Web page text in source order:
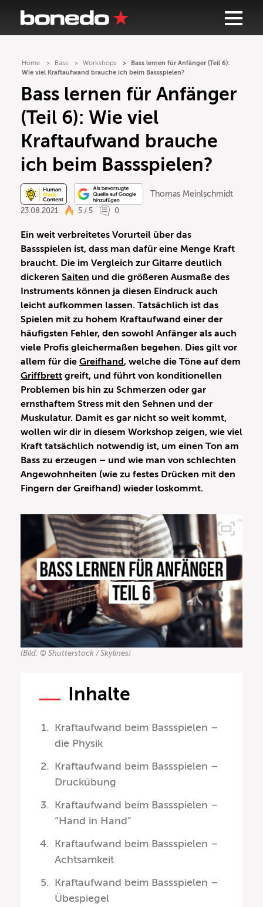
Home Bass Workshops
Bass lernen für Anfänger (Teil 6):
Wie viel Kraftaufwand brauche ich beim Bassspielen?
Bass lernen für Anfänger
(Teil 6): Wie viel
Kraftaufwand brauche
ich beim Bassspielen?
Thomas Meinlschmidt
23.08.2021
5 / 5 0
Ein weit verbreitetes Vorurteil über das
Bassspielen ist, dass man dafür eine Menge Kraft
braucht. Die im Vergleich zur Gitarre deutlich
dickeren Saiten und die größeren Ausmaße des
Instruments können ja diesen Eindruck auch
leicht aufkommen lassen. Tatsächlich ist das
Spielen mit zu hohem Kraftaufwand einer der
häufigsten Fehler, den sowohl Anfänger als auch
viele Profis gleichermaßen begehen. Dies gilt vor
allem für die Greifhand, welche die Töne auf dem
Griffbrett greift, und führt von konditionellen
Problemen bis hin zu Schmerzen oder gar
ernsthaftem Stress mit den Sehnen und der
Muskulatur. Damit es gar nicht so weit kommt,
wollen wir dir in diesem Workshop zeigen, wie viel
Kraft tatsächlich notwendig ist, um einen Ton am
Bass zu erzeugen – und wie man von schlechten
Angewohnheiten (wie zu festes Drücken mit den
Fingern der Greifhand) wieder loskommt.
(Bild: © Shutterstock / Skylines)
Inhalte
Kraftaufwand beim Bassspielen –
die Physik
Kraftaufwand beim Bassspielen –
Druckübung
Kraftaufwand beim Bassspielen –
“Hand in Hand”
Kraftaufwand beim Bassspielen –
Achtsamkeit
Kraftaufwand beim Bassspielen –
Übespiegel